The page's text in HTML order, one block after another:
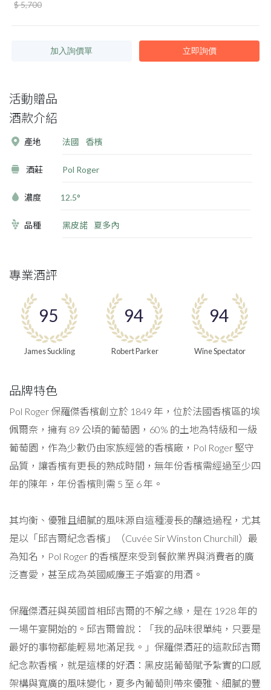
$ 5,700
加入詢價單 立即詢價
活動贈品
酒款介紹
產地 法國 香檳
酒莊 Pol Roger
濃度 12.5°
品種 黑皮諾 夏多內
專業酒評
95
James Suckling
94
Robert Parker
94
Wine Spectator
品牌特色
Pol Roger 保羅傑香檳創立於 1849 年，位於法國香檳區的埃
佩爾奈，擁有 89 公頃的葡萄園，60% 的土地為特級和一級
葡萄園，作為少數仍由家族經營的香檳廠，Pol Roger 堅守
品質，讓香檳有更長的熟成時間，無年份香檳需經過至少四
年的陳年，年份香檳則需 5 至 6 年。
其均衡、優雅且細膩的風味源自這種漫長的釀造過程，尤其
是以「邱吉爾紀念香檳」（Cuvée Sir Winston Churchill）最
為知名，Pol Roger 的香檳歷來受到餐飲業界與消費者的廣
泛喜愛，甚至成為英國威廉王子婚宴的用酒。
保羅傑酒莊與英國首相邱吉爾的不解之緣，是在 1928 年的
一場午宴開始的。邱吉爾曾說：「我的品味很單純，只要是
最好的事物都能輕易地滿足我。」保羅傑酒莊的這款邱吉爾
紀念款香檳，就是這樣的好酒：黑皮諾葡萄賦予紮實的口感
架構與寬廣的風味變化，夏多內葡萄則帶來優雅、細膩的豐